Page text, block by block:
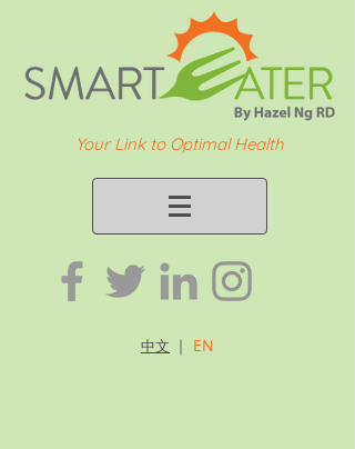
Your Link to Optimal Health
中文 ｜ EN